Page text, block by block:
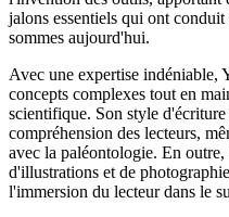
jalons essentiels qui ont
sommes aujourd'hui.
Avec une expertise indéniable,
concepts complexes tout en
scientifique. Son style
compréhension des lecteurs,
avec la paléontologie. En
d'illustrations et de
l'immersion du lecteur dans le